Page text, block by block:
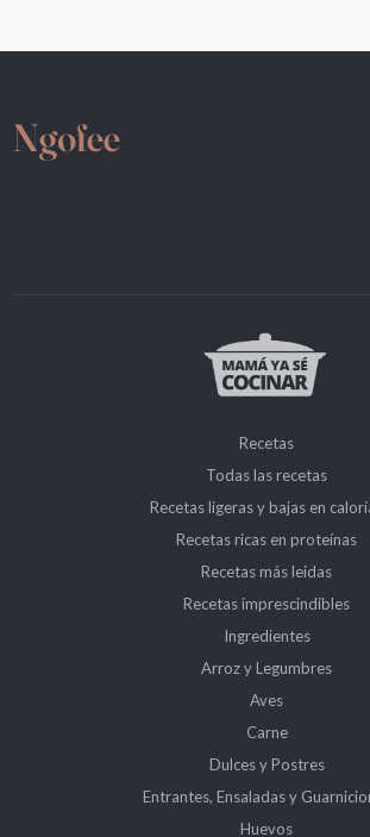
Recetas
Todas las recetas
Recetas ligeras y bajas en
Recetas ricas en proteínas
Recetas más leidas
Recetas imprescindibles
Ingredientes
Arroz y Legumbres
Aves
Carne
Dulces y Postres
Entrantes, Ensaladas y
Huevos